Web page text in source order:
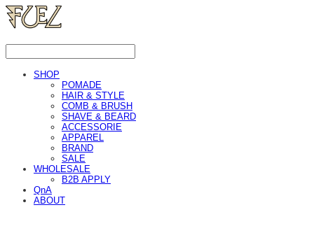
SHOP
POMADE
HAIR & STYLE
COMB & BRUSH
SHAVE & BEARD
ACCESSORIE
APPAREL
BRAND
SALE
WHOLESALE
B2B APPLY
QnA
ABOUT